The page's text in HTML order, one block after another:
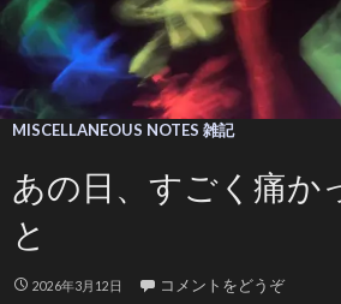
MISCELLANEOUS NOTES 雑記
あの日、すごく痛か
と
2026年3月12日 コメントをどうぞ